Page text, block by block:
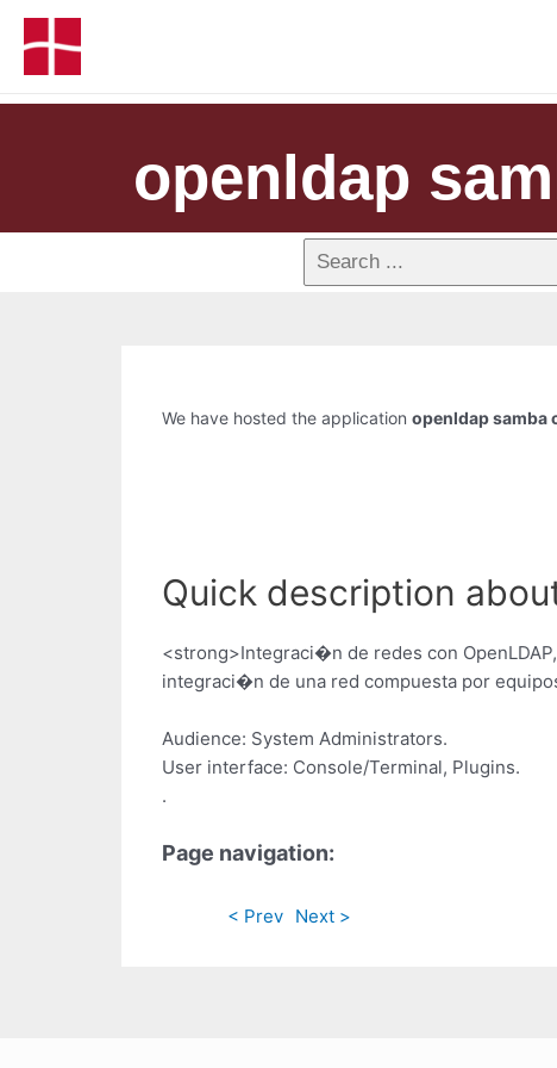
openldap
We have hosted the application openldap samba
Quick description
<strong>Integraci�n de redes con
integraci�n de una red compuesta por
Audience: System Administrators.
User interface: Console/Terminal, Plugins.
.
Page navigation:
< Prev Next >